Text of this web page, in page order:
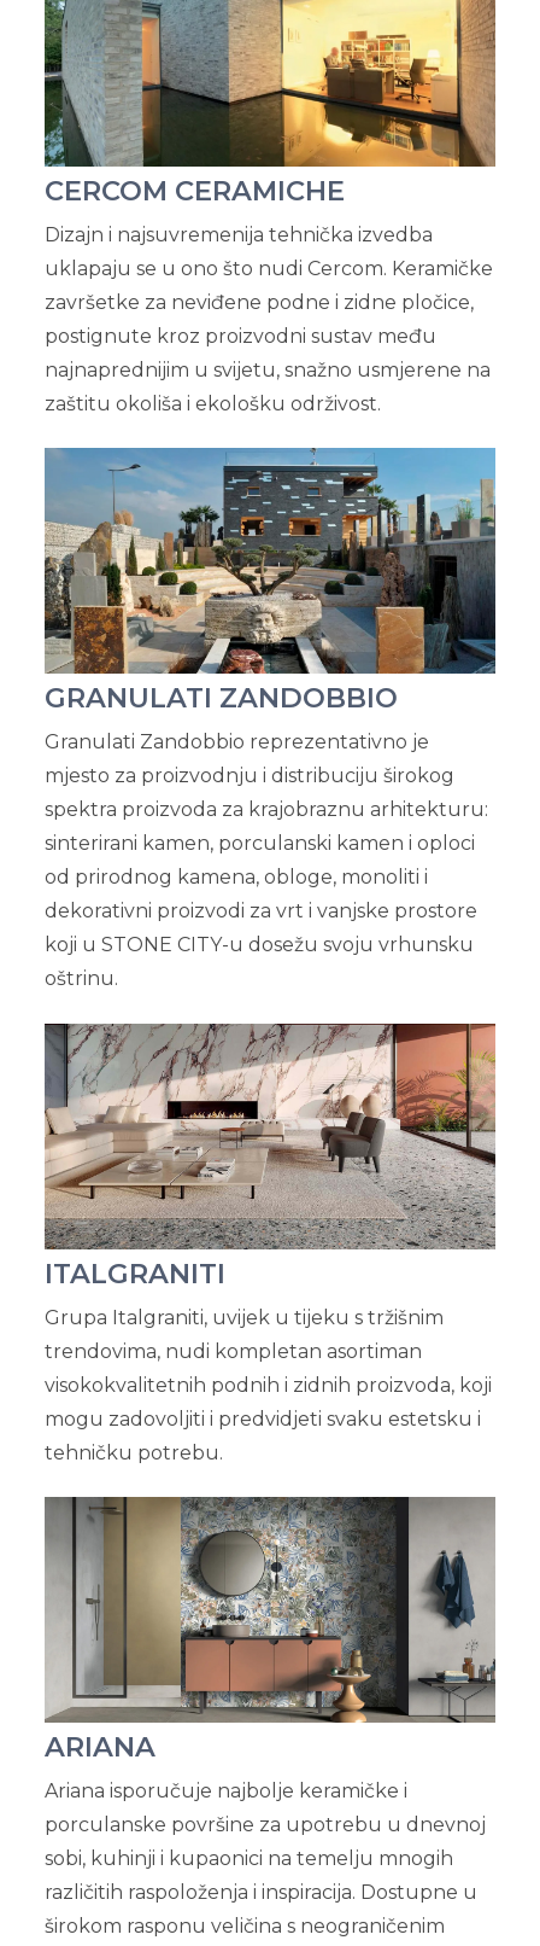
CERCOM CERAMICHE
Dizajn i najsuvremenija tehnička izvedba
uklapaju se u ono što nudi Cercom. Keramičke
završetke za neviđene podne i zidne pločice,
postignute kroz proizvodni sustav među
najnaprednijim u svijetu, snažno usmjerene na
zaštitu okoliša i ekološku održivost.
GRANULATI ZANDOBBIO
Granulati Zandobbio reprezentativno je
mjesto za proizvodnju i distribuciju širokog
spektra proizvoda za krajobraznu arhitekturu:
sinterirani kamen, porculanski kamen i oploci
od prirodnog kamena, obloge, monoliti i
dekorativni proizvodi za vrt i vanjske prostore
koji u STONE CITY-u dosežu svoju vrhunsku
oštrinu.
ITALGRANITI
Grupa Italgraniti, uvijek u tijeku s tržišnim
trendovima, nudi kompletan asortiman
visokokvalitetnih podnih i zidnih proizvoda, koji
mogu zadovoljiti i predvidjeti svaku estetsku i
tehničku potrebu.
ARIANA
Ariana isporučuje najbolje keramičke i
porculanske površine za upotrebu u dnevnoj
sobi, kuhinji i kupaonici na temelju mnogih
različitih raspoloženja i inspiracija. Dostupne u
širokom rasponu veličina s neograničenim